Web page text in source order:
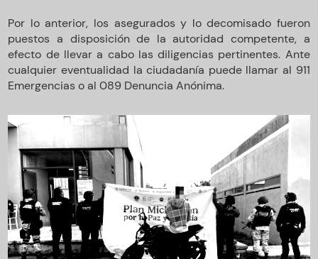
Por lo anterior, los asegurados y lo decomisado fueron
puestos a disposición de la autoridad competente, a
efecto de llevar a cabo las diligencias pertinentes. Ante
cualquier eventualidad la ciudadanía puede llamar al 911
Emergencias o al 089 Denuncia Anónima.